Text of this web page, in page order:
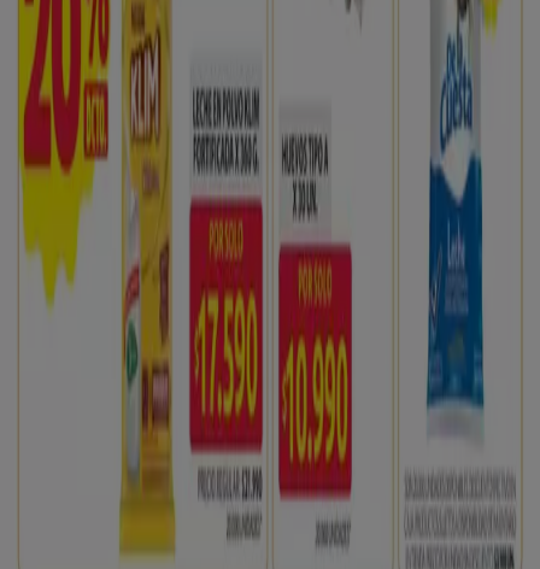
En Tiendeo te ofrecemos toda la información actualizada
sobre
Ara, como los horarios de apertura, las ofertas
exclusivas y la ubicación exacta de la tienda en
Calle 8 #
7 - 102/104 4 de Julio. Además, tendrás acceso a los
últimos catálogos deAra, donde podrás descubrir las
promociones más recientes y aprovechar grandes
descuentos en productos de
Supermercados
para tus
compras en
Pamplonita.
No pierdas la oportunidad de visitar la tienda deAra
Calle 8 # 7 - 102/104 4 de Julio
para disfrutar de una
experiencia de compra completa. Te invitamos a
explorar las promociones que tenemos para ti este
y mantenerte informado de las mejores ofertas
Pamplonita . ¡Visítanos y empieza a ahorrar
Más información de AraVer otras tiendas de Ara en